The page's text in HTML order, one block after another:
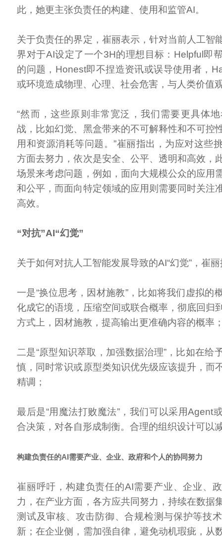
此，她更主张负责任的构建、使用和监管AI。
关于负责任的界定，崔丽表示，针对当前人工智
界对于AI设定了一个3H的理想目标：Helpful即
的问题，Honest即不捏造资讯或误导使用者，
或环境造成物理、心理、社会危害，与人类价值
“然而，这些原则非常宽泛，我们需要更具体
战，比如幻觉、黑盒带来的不可解释性和不可控
用和资源消耗等问题。”崔丽指出，为应对这些
方面去努力，依次是安全、公平、透明和高效，
场景来考虑问题，例如，面向大规模公众的应用
和公平，而面向特定领域的应用则需要同时关注
高效。
“对抗”AI“幻觉”
关于如何对抗人工智能发展导致的AI“幻觉”，崔
一是“换位思考，因材施教”，比如将我们虚拟的
化成它的语境，压缩空间或联合概率，彻底回归
方式上，因材施教，提高输出更准确内容的概率
二是“原型知识萃取，加强数据治理”，比如在给
慎，同时常识或原型类知识优先级应该提升，而
精调；
最后是“用魔法打败魔法”，我们可以采用Agent
合决策，对各自形成制衡。合理的组织设计可以
构建负责任的AI需要产业、企业、政府和个人的协同努力
崔丽呼吁，构建负责任的AI需要产业、企业、
力，在产业方面，各方应共同努力，持续在数据
测试及审核、攻击防御、合规检测与保护等技
新；在企业侧，需加强自律，避免动机瑕疵，从